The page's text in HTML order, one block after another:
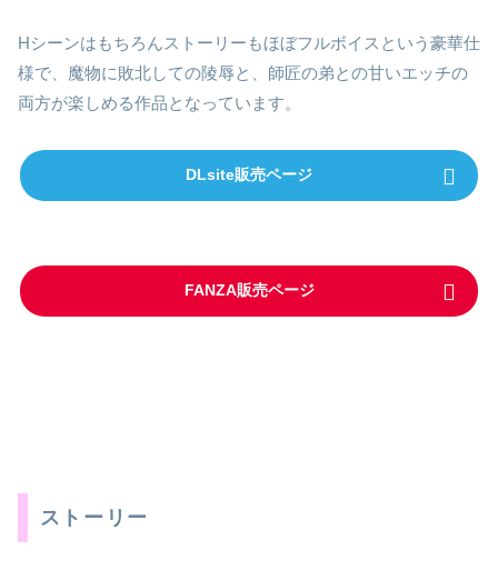
Hシーンはもちろんストーリーもほぼフルボイスという豪華仕
様で、魔物に敗北しての陵辱と、師匠の弟との甘いエッチの
両方が楽しめる作品となっています。
DLsite販売ページ
FANZA販売ページ
ストーリー